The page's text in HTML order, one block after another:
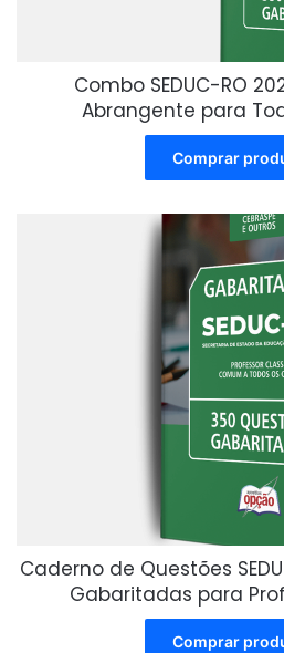
Combo SEDUC-RO
Abrangente para
Comprar
Caderno de Questões
Gabaritadas para
Comprar